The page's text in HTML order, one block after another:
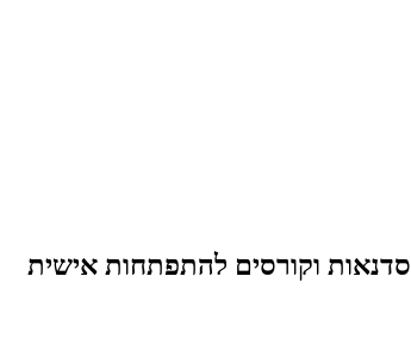
סדנאות וקורסים להתפתחות אישית